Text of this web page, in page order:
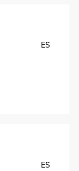
ES
ES